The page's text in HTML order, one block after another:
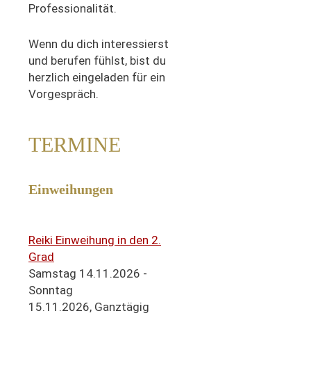
Professionalität.
Wenn du dich interessierst
und berufen fühlst, bist du
herzlich eingeladen für ein
Vorgespräch.
TERMINE
Einweihungen
Reiki Einweihung in den 2.
Grad
Samstag 14.11.2026 -
Sonntag
15.11.2026, Ganztägig